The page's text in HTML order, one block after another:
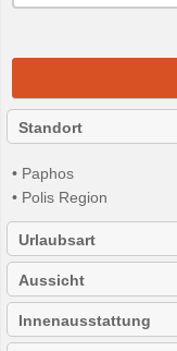
Standort
• Paphos
• Polis Region
Urlaubsart
Aussicht
Innenausstattung